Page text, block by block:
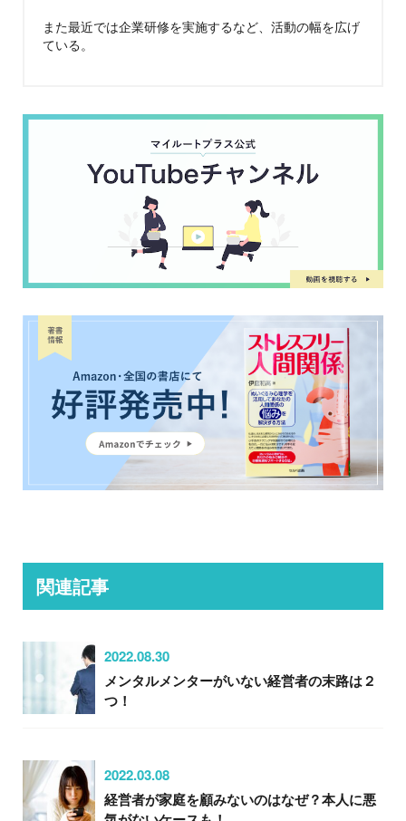
また最近では企業研修を実施するなど、活動の幅を広げ
ている。
関連記事
2022.08.30
メンタルメンターがいない経営者の末路は２
つ！
2022.03.08
経営者が家庭を顧みないのはなぜ？本人に悪